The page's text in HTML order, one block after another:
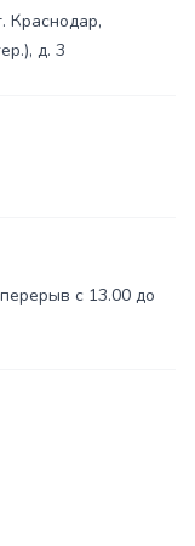
Краснодар,
д. 3
с 13.00 до